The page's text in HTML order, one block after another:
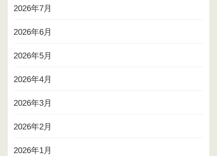
2026年7月
2026年6月
2026年5月
2026年4月
2026年3月
2026年2月
2026年1月